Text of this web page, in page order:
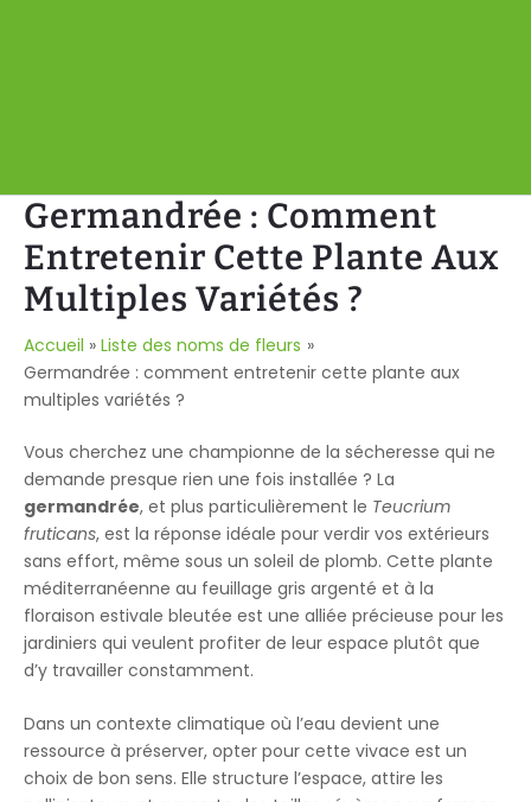
Germandrée : Comment
Entretenir Cette Plante Aux
Multiples Variétés ?
Accueil
Liste des noms de fleurs
Germandrée : comment entretenir cette plante aux
multiples variétés ?
Vous cherchez une championne de la sécheresse qui ne
demande presque rien une fois installée ? La
germandrée, et plus particulièrement le Teucrium
fruticans, est la réponse idéale pour verdir vos extérieurs
sans effort, même sous un soleil de plomb. Cette plante
méditerranéenne au feuillage gris argenté et à la
floraison estivale bleutée est une alliée précieuse pour les
jardiniers qui veulent profiter de leur espace plutôt que
d’y travailler constamment.
Dans un contexte climatique où l’eau devient une
ressource à préserver, opter pour cette vivace est un
choix de bon sens. Elle structure l’espace, attire les